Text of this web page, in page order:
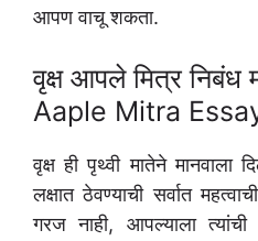
आपण वाचू शकता.
वृक्ष आपले मित्र निबंध
Aaple Mitra
वृक्ष ही पृथ्वी मातेने मानवाला
लक्षात ठेवण्याची सर्वात
गरज नाही, आपल्याला